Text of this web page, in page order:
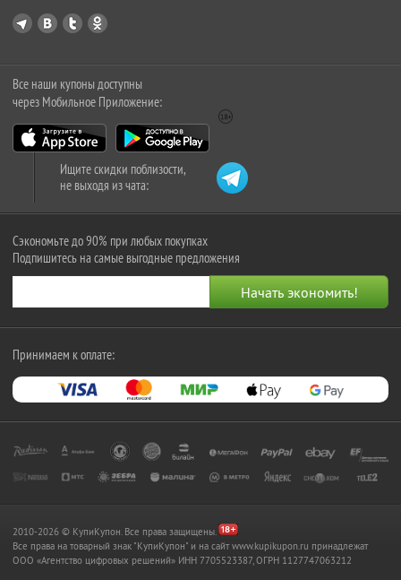
Все наши купоны доступны
через Мобильное Приложение:
Ищите скидки поблизости,
не выходя из чата:
Сэкономьте до 90% при любых покупках
Подпишитесь на самые выгодные предложения
Принимаем к оплате:
2010-2026 © КупиКупон. Все права защищены.
Все права на товарный знак "КупиКупон" и на сайт www.kupikupon.ru принадлежат
OOO «Агентство цифровых решений» ИНН 7705523387, ОГРН 1127747063212